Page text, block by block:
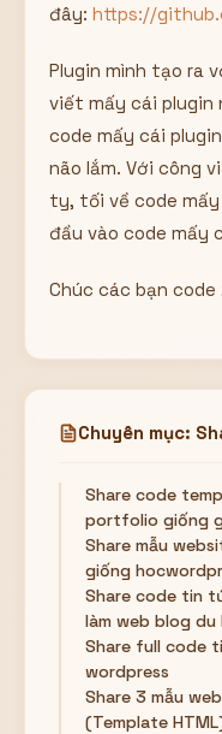
đây: https://
Plugin mình tạo ra
viết mấy cái plugin
code mấy cái
não lắm. Với công
ty, tối về code
đầu vào code mấy
Chúc các bạn code
Chuyên mục:
Share code
portfolio giống
Share mẫu
giống
Share code tin
làm web blog du
Share full code
wordpress
Share 3 mẫu
(Template